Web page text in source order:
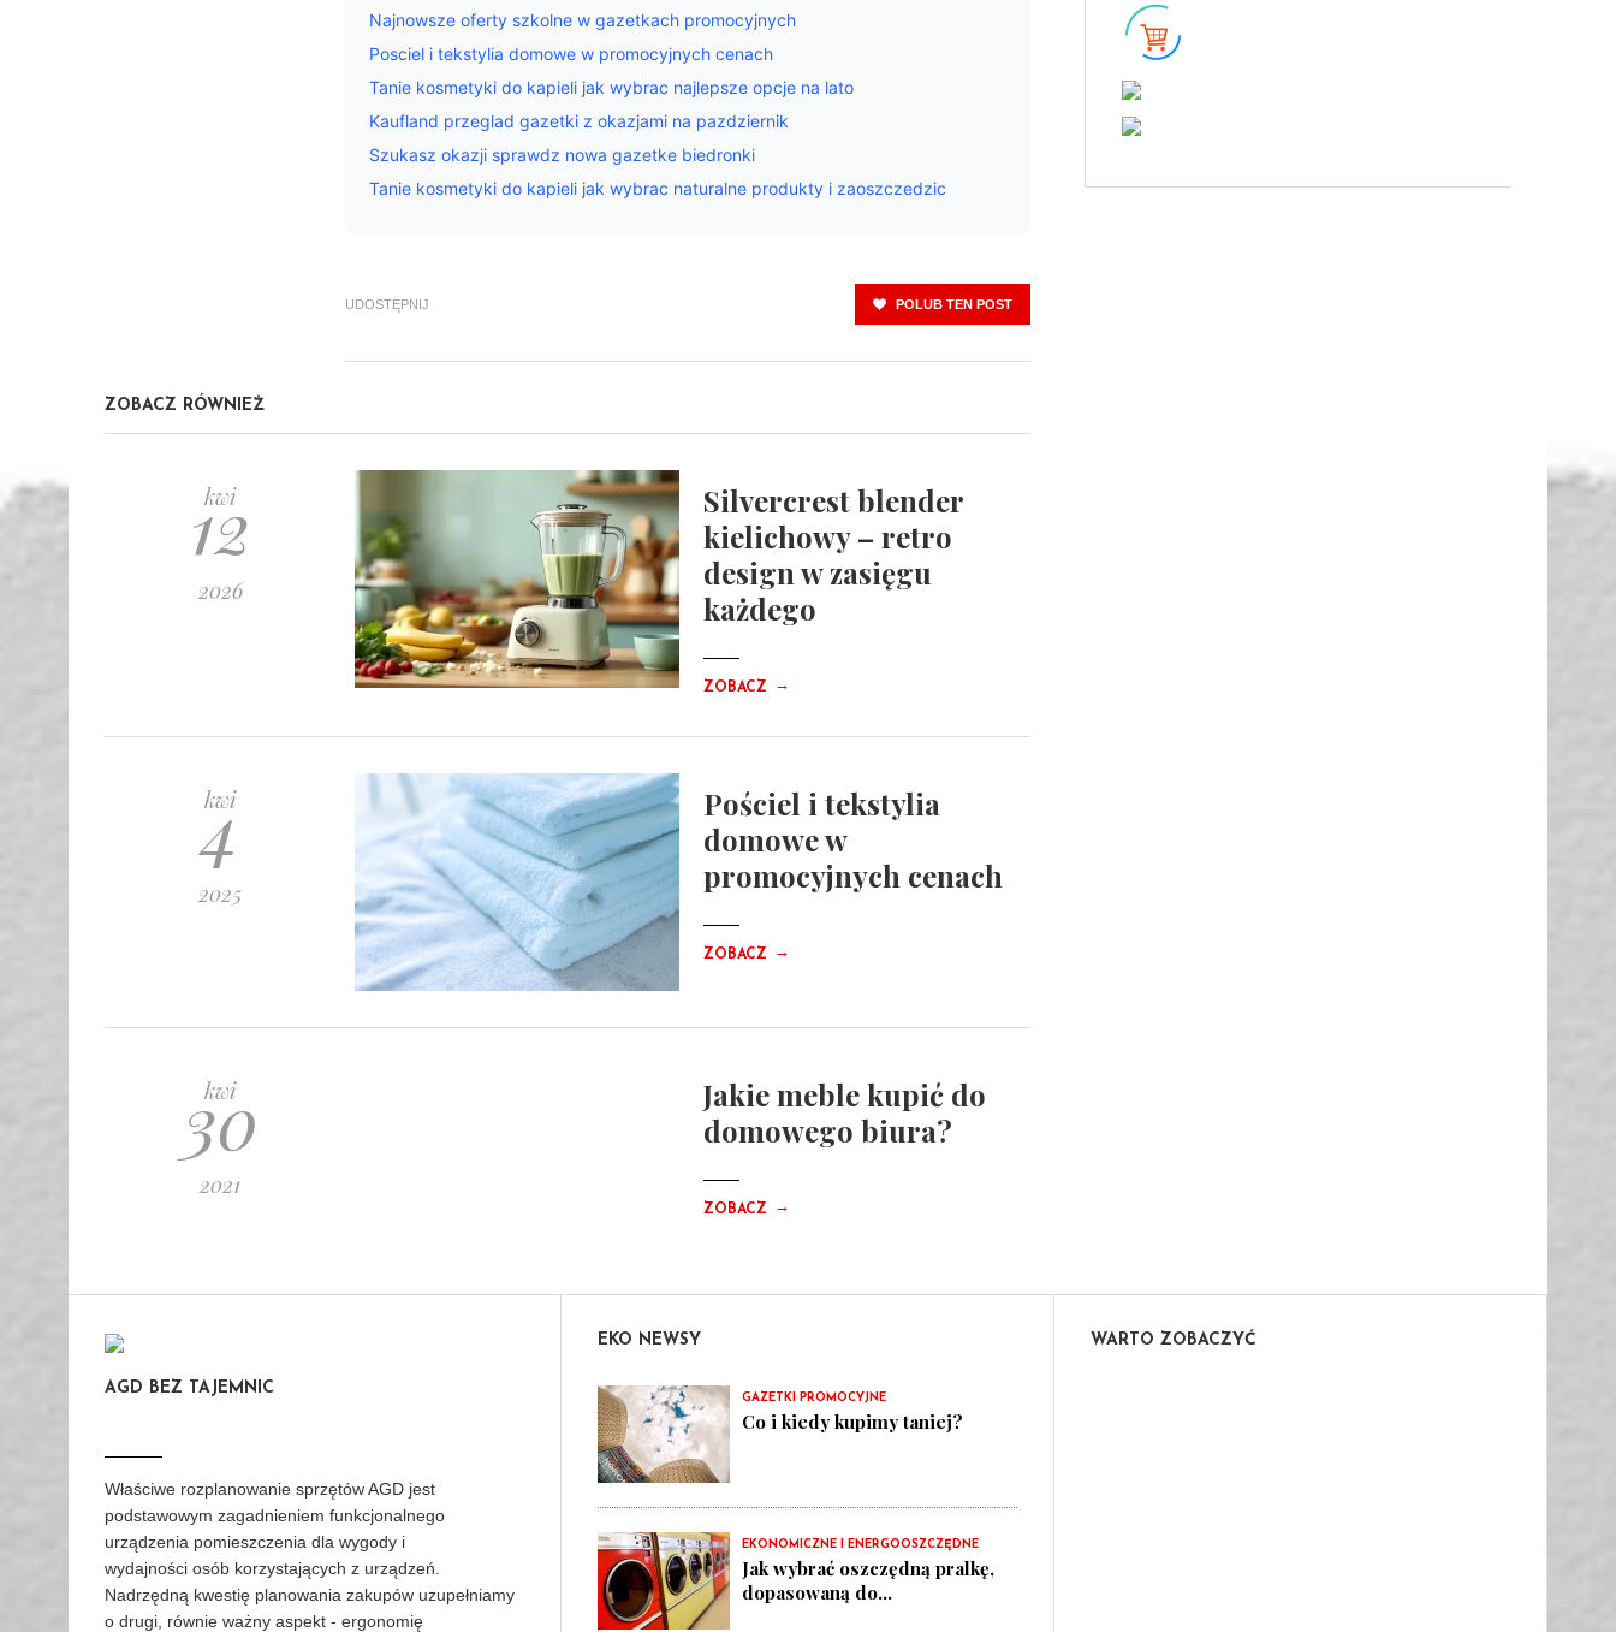
Najnowsze oferty szkolne w gazetkach promocyjnych
Posciel i tekstylia domowe w promocyjnych cenach
Tanie kosmetyki do kapieli jak wybrac najlepsze opcje na lato
Kaufland przeglad gazetki z okazjami na pazdziernik
Szukasz okazji sprawdz nowa gazetke biedronki
Tanie kosmetyki do kapieli jak wybrac naturalne produkty i zaoszczedzic
UDOSTĘPNIJ POLUB TEN POST
ZOBACZ RÓWNIEŻ
kwi
12
2026
Silvercrest blender
kielichowy – retro
design w zasięgu
każdego
ZOBACZ →
kwi
4
2025
Pościel i tekstylia
domowe w
promocyjnych cenach
ZOBACZ →
kwi
30
2021
Jakie meble kupić do
domowego biura?
ZOBACZ →
AGD BEZ TAJEMNIC
Właściwe rozplanowanie sprzętów AGD jest
podstawowym zagadnieniem funkcjonalnego
urządzenia pomieszczenia dla wygody i
wydajności osób korzystających z urządzeń.
Nadrzędną kwestię planowania zakupów uzupełniamy
o drugi, równie ważny aspekt - ergonomię
EKO NEWSY
GAZETKI PROMOCYJNE
Co i kiedy kupimy taniej?
EKONOMICZNE I ENERGOOSZCZĘDNE
Jak wybrać oszczędną pralkę,
dopasowaną do...
WARTO ZOBACZYĆ